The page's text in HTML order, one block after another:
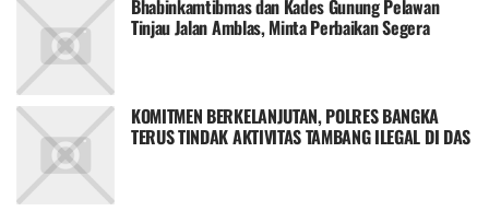
Bhabinkamtibmas dan Kades Gunung Pelawan
Tinjau Jalan Amblas, Minta Perbaikan Segera
KOMITMEN BERKELANJUTAN, POLRES BANGKA
TERUS TINDAK AKTIVITAS TAMBANG ILEGAL DI DAS